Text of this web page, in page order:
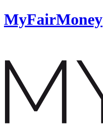
MyFairMoney